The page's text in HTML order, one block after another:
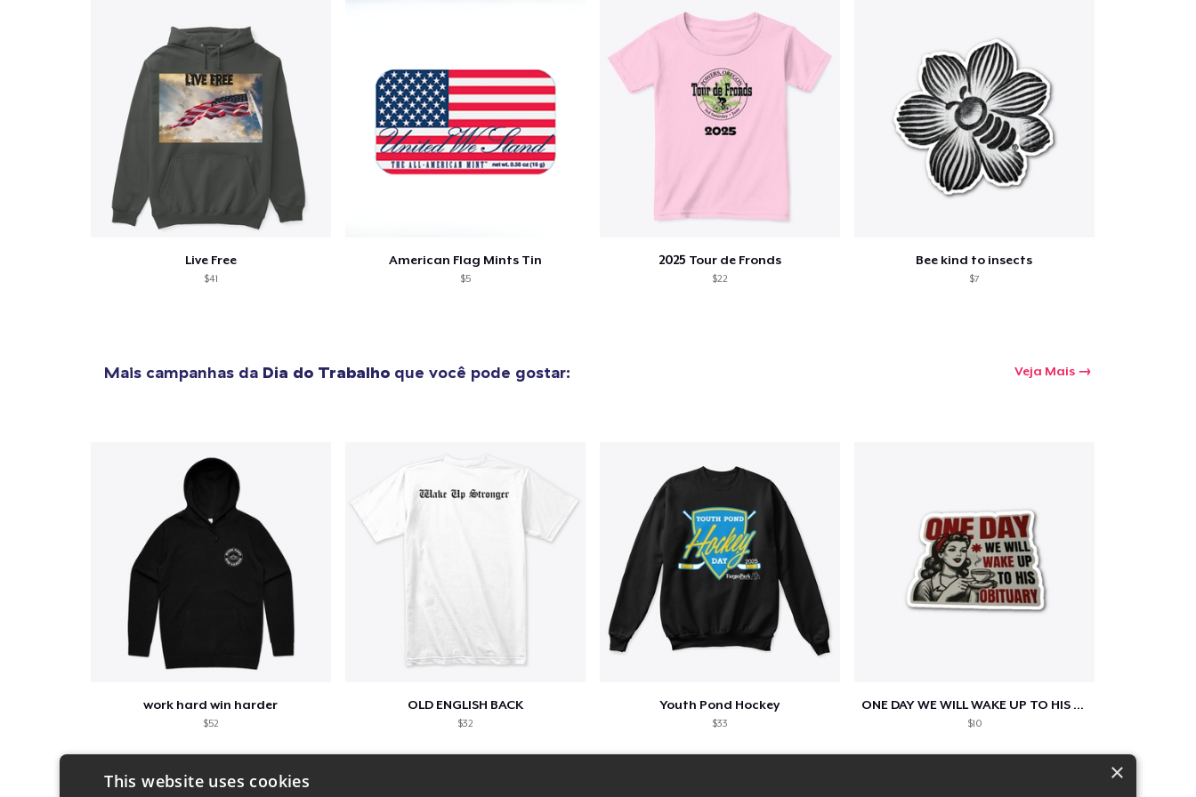
Live Free
$41
American Flag Mints Tin
$5
2025 Tour de Fronds
$22
Bee kind to insects
$7
Mais campanhas da Dia do Trabalho que você pode gostar: Veja Mais
work hard win harder
$52
OLD ENGLISH BACK
$32
Youth Pond Hockey
$33
ONE DAY WE WILL WAKE UP TO HIS OBITUARY
$10
×
This website uses cookies